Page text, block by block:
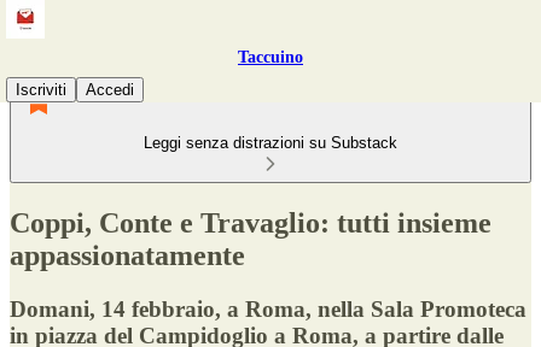
Taccuino
Iscriviti
Accedi
Leggi senza distrazioni su Substack
Coppi, Conte e Travaglio: tutti insieme
appassionatamente
Domani, 14 febbraio, a Roma, nella Sala Promoteca
in piazza del Campidoglio a Roma, a partire dalle